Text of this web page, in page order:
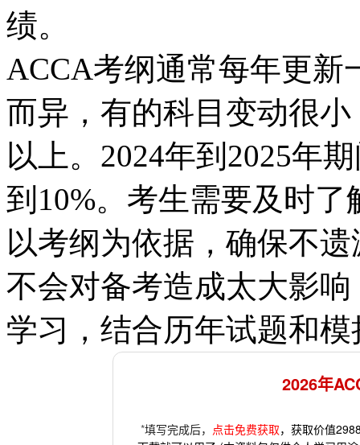
绩。
ACCA考纲通常每年更新
而异，有的科目变动很
以上。2024年到2025年
到10%。考生需要及时
以考纲为依据，确保不
不会对备考造成太大影
学习，结合历年试题和